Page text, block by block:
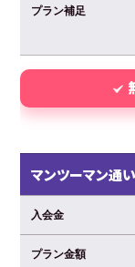
プラン補足
マンツーマン通
入会金
プラン金額